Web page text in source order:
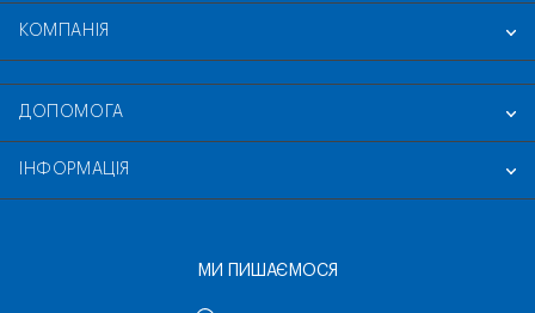
КОМПАНІЯ
ДОПОМОГА
ІНФОРМАЦІЯ
МИ ПИШАЄМОСЯ